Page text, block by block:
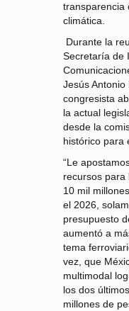
transparencia
climática.
Durante la
Secretaría de
Jesús
congresista
la actual
desde la
histórico para
“Le
recursos para
10 mil
el 2026,
presupuesto
aumentó a
tema
vez, que
multimodal
los dos
millones de